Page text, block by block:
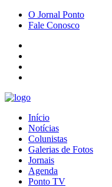
O Jornal Ponto
Fale Conosco
Início
Notícias
Colunistas
Galerias de Fotos
Jornais
Agenda
Ponto TV